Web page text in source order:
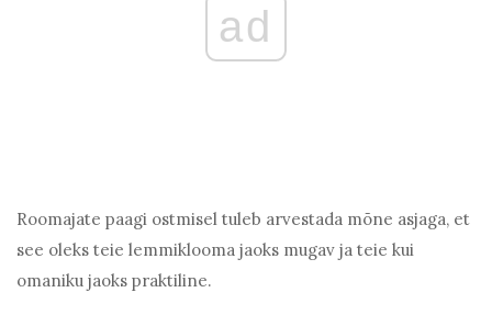
ad
Roomajate paagi ostmisel tuleb arvestada mõne asjaga, et
see oleks teie lemmiklooma jaoks mugav ja teie kui
omaniku jaoks praktiline.